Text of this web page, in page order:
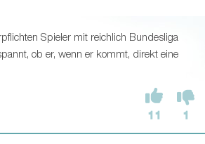
Spieler mit reichlich Bundesliga
ob er, wenn er kommt, direkt eine
11 1